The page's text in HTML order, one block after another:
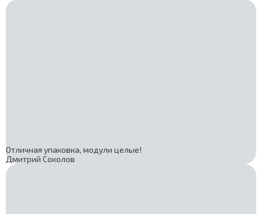
Отличная упаковка, модули целые!
Дмитрий Соколов